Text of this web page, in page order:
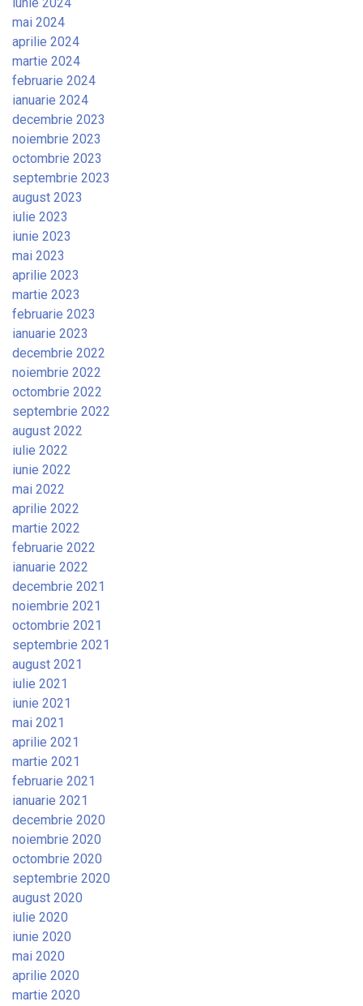
mai 2024
aprilie 2024
martie 2024
februarie 2024
ianuarie 2024
decembrie 2023
noiembrie 2023
octombrie 2023
septembrie 2023
august 2023
iulie 2023
iunie 2023
mai 2023
aprilie 2023
martie 2023
februarie 2023
ianuarie 2023
decembrie 2022
noiembrie 2022
octombrie 2022
septembrie 2022
august 2022
iulie 2022
iunie 2022
mai 2022
aprilie 2022
martie 2022
februarie 2022
ianuarie 2022
decembrie 2021
noiembrie 2021
octombrie 2021
septembrie 2021
august 2021
iulie 2021
iunie 2021
mai 2021
aprilie 2021
martie 2021
februarie 2021
ianuarie 2021
decembrie 2020
noiembrie 2020
octombrie 2020
septembrie 2020
august 2020
iulie 2020
iunie 2020
mai 2020
aprilie 2020
martie 2020